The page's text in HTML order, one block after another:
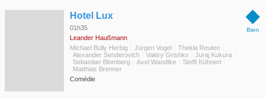
◆
Bien
Hotel Lux
01h35
Leander Haußmann
Michael Bully Herbig
Jürgen Vogel
Thekla Reuten
Alexander Senderovich
Valery Grishko
Juraj Kukura
Sebastian Blomberg
Axel Wandtke
Steffi Kühnert
Matthias Brenner
Comédie